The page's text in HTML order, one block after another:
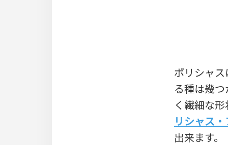
ポリシャ
る種は幾
く繊細な
リシャス
出来ます。